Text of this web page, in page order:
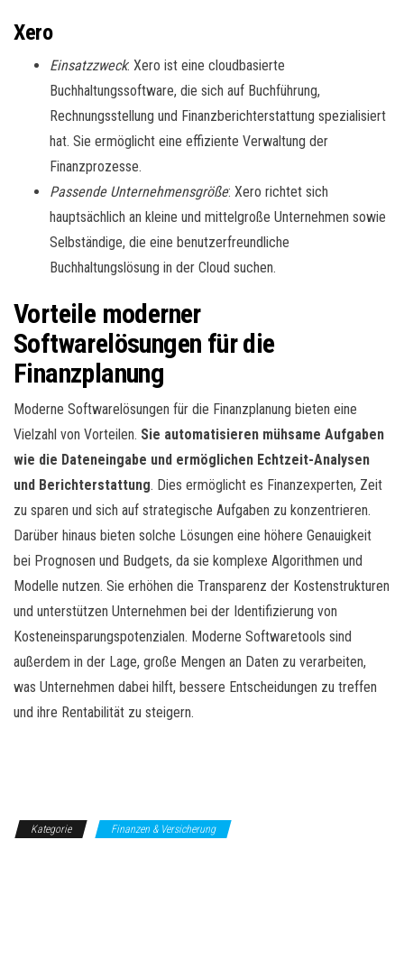
Xero
Einsatzzweck: Xero ist eine cloudbasierte
Buchhaltungssoftware, die sich auf Buchführung,
Rechnungsstellung und Finanzberichterstattung spezialisiert
hat. Sie ermöglicht eine effiziente Verwaltung der
Finanzprozesse.
Passende Unternehmensgröße: Xero richtet sich
hauptsächlich an kleine und mittelgroße Unternehmen sowie
Selbständige, die eine benutzerfreundliche
Buchhaltungslösung in der Cloud suchen.
Vorteile moderner
Softwarelösungen für die
Finanzplanung
Moderne Softwarelösungen für die Finanzplanung bieten eine
Vielzahl von Vorteilen. Sie automatisieren mühsame Aufgaben
wie die Dateneingabe und ermöglichen Echtzeit-Analysen
und Berichterstattung. Dies ermöglicht es Finanzexperten, Zeit
zu sparen und sich auf strategische Aufgaben zu konzentrieren.
Darüber hinaus bieten solche Lösungen eine höhere Genauigkeit
bei Prognosen und Budgets, da sie komplexe Algorithmen und
Modelle nutzen. Sie erhöhen die Transparenz der Kostenstrukturen
und unterstützen Unternehmen bei der Identifizierung von
Kosteneinsparungspotenzialen. Moderne Softwaretools sind
außerdem in der Lage, große Mengen an Daten zu verarbeiten,
was Unternehmen dabei hilft, bessere Entscheidungen zu treffen
und ihre Rentabilität zu steigern.
Kategorie Finanzen & Versicherung